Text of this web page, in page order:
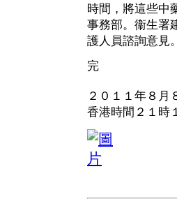
時間，將這些中
事務部。衞生署
護人員諮詢意見。
完
２０１１年８月
香港時間２１時